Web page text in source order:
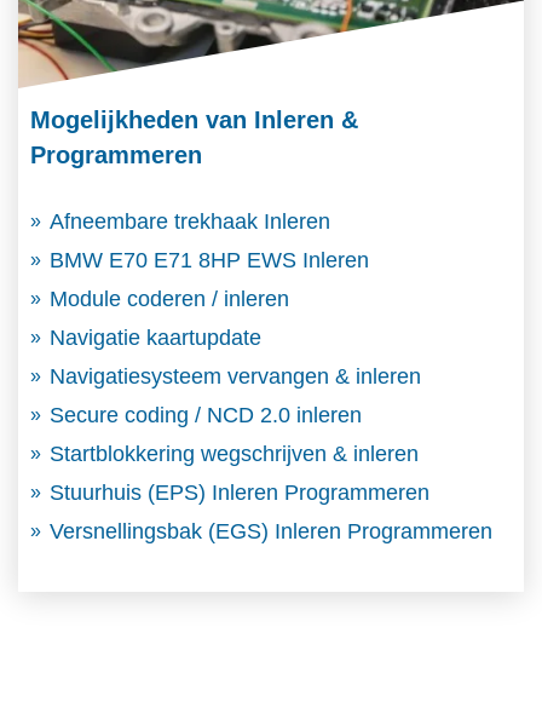
Mogelijkheden van Inleren &
Programmeren
Afneembare trekhaak Inleren
BMW E70 E71 8HP EWS Inleren
Module coderen / inleren
Navigatie kaartupdate
Navigatiesysteem vervangen & inleren
Secure coding / NCD 2.0 inleren
Startblokkering wegschrijven & inleren
Stuurhuis (EPS) Inleren Programmeren
Versnellingsbak (EGS) Inleren Programmeren